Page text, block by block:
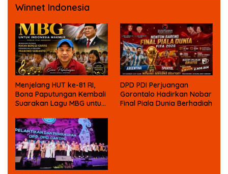
Winnet Indonesia
Menjelang HUT ke-81 RI,
Bona Paputungan Kembali
Suarakan Lagu MBG untuk
DPD PDI Perjuangan
Gorontalo Hadirkan Nobar
Final Piala Dunia Berhadiah